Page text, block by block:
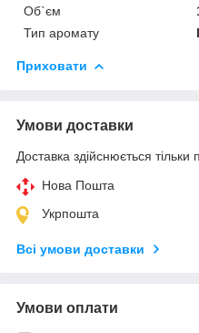
Об`єм
Тип аромату
Приховати
Умови доставки
Доставка здійснюється тільки
Нова Пошта
Укрпошта
Всі умови доставки
Умови оплати